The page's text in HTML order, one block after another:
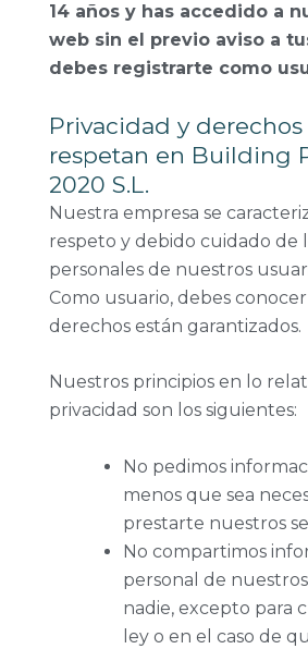
14 años y has accedido a
web sin el previo aviso a
debes registrarte como
Privacidad y
respetan en Building
2020 S.L.
Nuestra empresa se
respeto y debido cuidado de
personales de nuestros
Como usuario, debes
derechos están garantizados.
Nuestros principios en lo
privacidad son los siguientes:
No pedimos
menos que sea
prestarte nuestros
No compartimos
personal de
nadie, excepto para
ley o en el caso de